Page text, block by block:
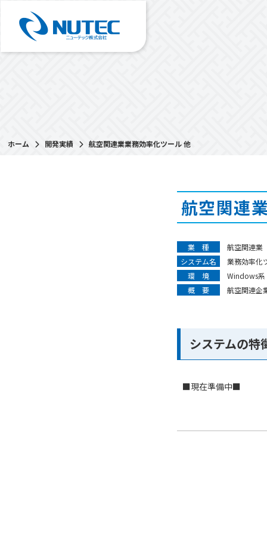
ホーム 開発実績 航空関連業業務効率化ツール 他
航空関連
業 種
航空関連業
システム名
業務効率化
環 境
Windows
概 要
航空関連企
システムの特
■現在準備中■